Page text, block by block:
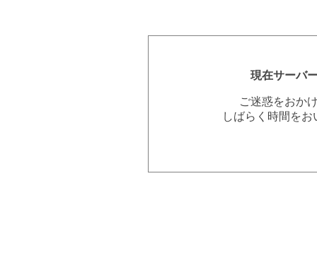
現在サーバ
ご迷惑をおか
しばらく時間を